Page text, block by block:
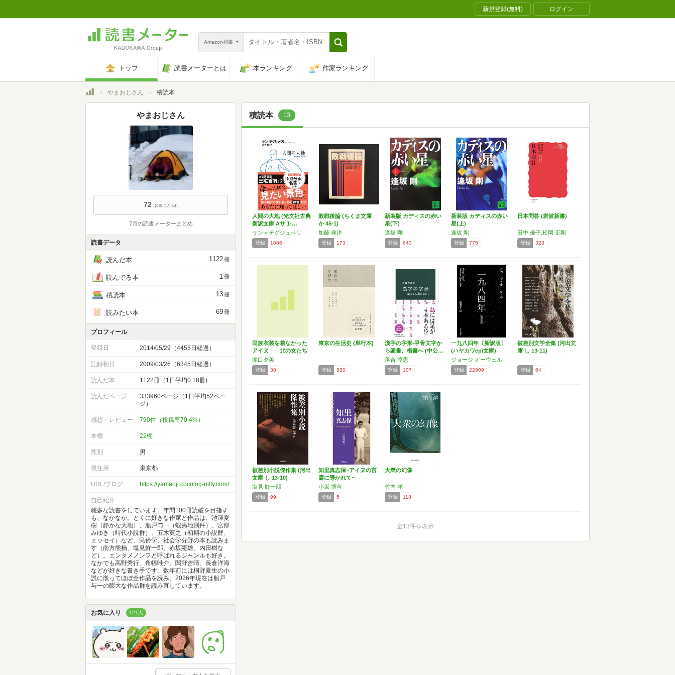
新規登録(無料) ログイン
Amazon和書
トップ 読書メーターとは 本ランキング 作家ランキング
トップやまおじさん 積読本
積読本 13
人間の大地 (光文社古典
新訳文庫 Aサ 1-…
サン＝テグジュペリ
登録 1086
敗戦後論 (ちくま文庫
か 45-1)
加藤 典洋
登録 173
新装版 カディスの赤い
星(下)
逢坂 剛
登録 643
新装版 カディスの赤い
星(上)
逢坂 剛
登録 775
日本問答 (岩波新書)
田中 優子,松岡 正剛
登録 323
民族衣装を着なかった
アイヌ 北の女たち
から…
瀧口夕美
登録 38
東京の生活史 (単行本)
登録 880
漢字の字形-甲骨文字か
ら篆書、楷書へ (中公…
落合 淳思
登録 107
一九八四年〔新訳版〕
(ハヤカワepi文庫)
ジョージ オーウェル
登録 22909
被差別文学全集 (河出文
庫 し 13-11)
登録 64
被差別小説傑作集 (河出
文庫 し 13-10)
塩見 鮮一郎
登録 99
知里真志保~アイヌの言
霊に導かれて~
小坂 博宣
登録 5
大衆の幻像
竹内 洋
登録 118
全13件を表示
やまおじさん
72 お気に入られ
7月の読書メーターまとめ
読書データ
読んだ本 1122冊
読んでる本 1冊
積読本 13冊
読みたい本 69冊
プロフィール
登録日 2014/05/29（4455日経過）
記録初日 2009/03/26（6345日経過）
読んだ本 1122冊（1日平均0.18冊)
読んだページ
333960ページ（1日平均52ペー
ジ）
感想・レビュー 790件（投稿率70.4%）
本棚 22棚
性別 男
現住所 東京都
URL/ブログ https://yamaoji.cocolog-nifty.com/
自己紹介
雑多な読書をしています。年間100冊読破を目指す
も、なかなか。とくに好きな作家と作品は、池澤夏
樹（静かな大地）、船戸与一（蝦夷地別件）、宮部
みゆき（時代小説群）、五木寛之（初期の小説群、
エッセイ）など。民俗学、社会学分野の本も読みま
す（南方熊楠、塩見鮮一郎、赤坂憲雄、内田樹な
ど）。エンタメノンフと呼ばれるジャンルも好き。
なかでも高野秀行、角幡唯介。関野吉晴、長倉洋海
などが好きな書き手です。数年前には桐野夏生の小
説に嵌ってほぼ全作品を読み、2026年現在は船戸
与一の膨大な作品群を読み直しています。
お気に入り 121人